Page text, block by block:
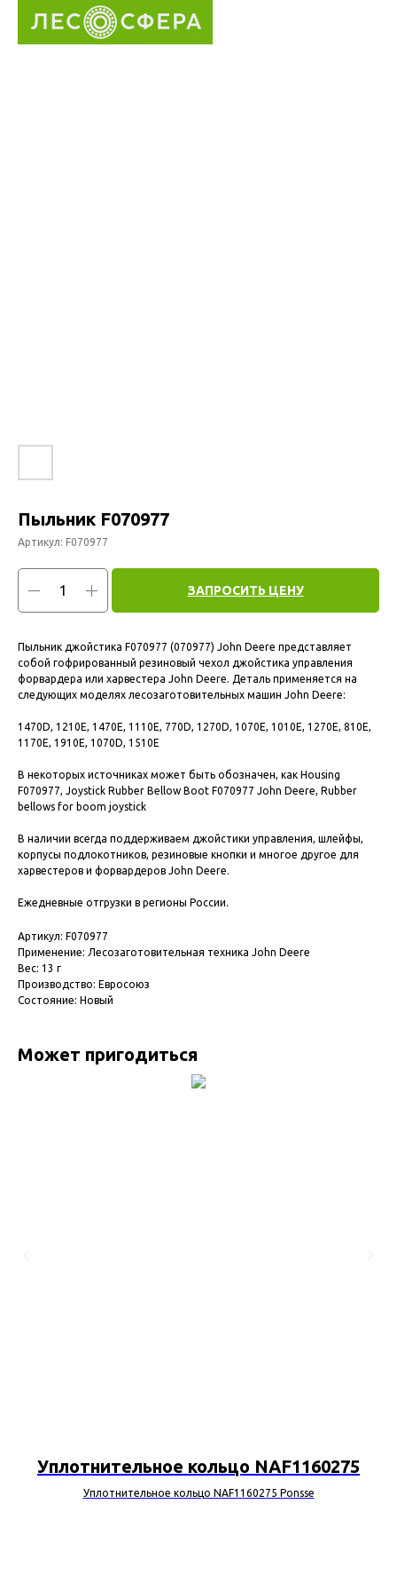
Пыльник F070977
Артикул: F070977
ЗАПРОСИТЬ ЦЕНУ
Пыльник джойстика F070977 (070977) John Deere представляет
собой гофрированный резиновый чехол джойстика управления
форвардера или харвестера John Deere. Деталь применяется на
следующих моделях лесозаготовительных машин John Deere:
1470D, 1210E, 1470E, 1110E, 770D, 1270D, 1070E, 1010E, 1270E, 810E,
1170E, 1910E, 1070D, 1510E
В некоторых источниках может быть обозначен, как Housing
F070977, Joystick Rubber Bellow Boot F070977 John Deere, Rubber
bellows for boom joystick
В наличии всегда поддерживаем джойстики управления, шлейфы,
корпусы подлокотников, резиновые кнопки и многое другое для
харвестеров и форвардеров John Deere.
Ежедневные отгрузки в регионы России.
Артикул: F070977
Применение: Лесозаготовительная техника John Deere
Вес: 13 г
Производство: Евросоюз
Состояние: Новый
Может пригодиться
Уплотнительное кольцо NAF1160275
Уплотнительное кольцо NAF1160275 Ponsse